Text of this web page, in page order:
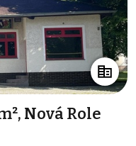
Nová Role